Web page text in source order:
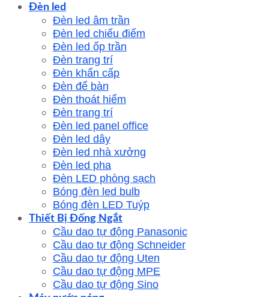
Đèn led
Đèn led âm trần
Đèn led chiếu điểm
Đèn led ốp trần
Đèn trang trí
Đèn khẩn cấp
Đèn để bàn
Đèn thoát hiểm
Đèn trang trí
Đèn led panel office
Đèn led dây
Đèn led nhà xưởng
Đèn led pha
Đèn LED phòng sạch
Bóng đèn led bulb
Bóng đèn LED Tuýp
Thiết Bị Đống Ngắt
Cầu dao tự động Panasonic
Cầu dao tự động Schneider
Cầu dao tự động Uten
Cầu dao tự động MPE
Cầu dao tự động Sino